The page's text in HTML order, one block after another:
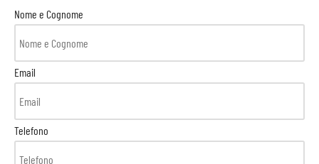
Nome e Cognome
Email
Telefono